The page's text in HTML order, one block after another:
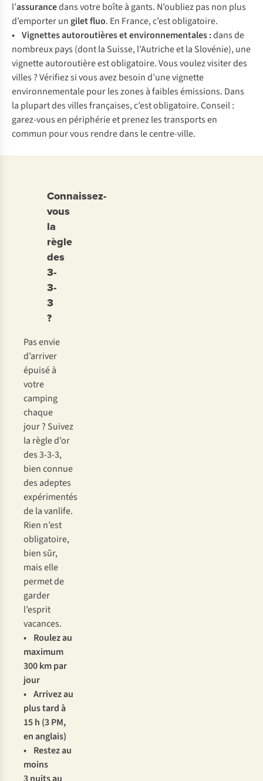
l’assurancedans votre boîte à gants. N’oubliez pas non plus
d’emporter un gilet fluo. En France, c’est obligatoire.
• Vignettes autoroutières et environnementales :dans de
nombreux pays (dont la Suisse, l’Autriche et la Slovénie), une
vignette autoroutière est obligatoire. Vous voulez visiter des
villes ? Vérifiez si vous avez besoin d’une vignette
environnementale pour les zones à faibles émissions. Dans
la plupart des villes françaises, c’est obligatoire. Conseil :
garez-vous en périphérie et prenez les transports en
commun pour vous rendre dans le centre-ville.
Connaissez-
vous
la
règle
des
3-
3-
3
?
Pas envie
d’arriver
épuisé à
votre
camping
chaque
jour ? Suivez
la règle d’or
des 3-3-3,
bien connue
des adeptes
expérimentés
de la vanlife.
Rien n’est
obligatoire,
bien sûr,
mais elle
permet de
garder
l’esprit
vacances.
• Roulez au
maximum
300 km par
jour
• Arrivez au
plus tard à
15 h (3 PM,
en anglais)
• Restez au
moins